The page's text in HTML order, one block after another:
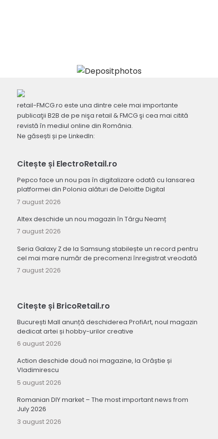
retail-FMCG.ro este una dintre cele mai importante
publicaţii B2B de pe nişa retail & FMCG şi cea mai citită
revistă în mediul online din România.
Ne găsești și pe LinkedIn:
Citește și ElectroRetail.ro
Pepco face un nou pas în digitalizare odată cu lansarea
platformei din Polonia alături de Deloitte Digital
7 august 2026
Altex deschide un nou magazin în Târgu Neamț
7 august 2026
Seria Galaxy Z de la Samsung stabilește un record pentru
cel mai mare număr de precomenzi înregistrat vreodată
7 august 2026
Citește și BricoRetail.ro
București Mall anunță deschiderea ProfiArt, noul magazin
dedicat artei și hobby-urilor creative
6 august 2026
Action deschide două noi magazine, la Orăștie și
Vladimirescu
5 august 2026
Romanian DIY market – The most important news from
July 2026
3 august 2026